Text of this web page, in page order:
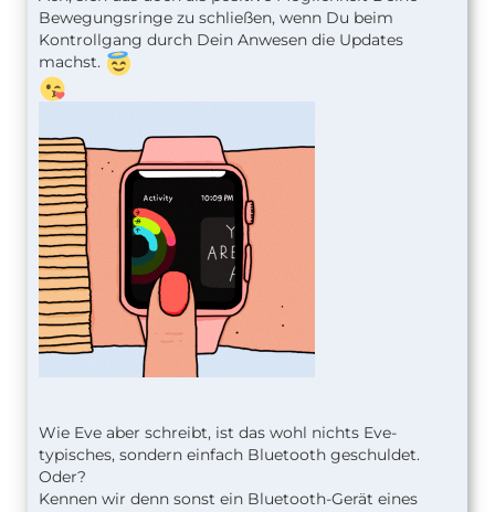
Bewegungsringe zu schließen, wenn Du beim
Kontrollgang durch Dein Anwesen die Updates
machst.
Wie Eve aber schreibt, ist das wohl nichts Eve-
typisches, sondern einfach Bluetooth geschuldet.
Oder?
Kennen wir denn sonst ein Bluetooth-Gerät eines